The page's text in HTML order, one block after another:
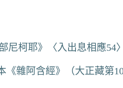
尼柯耶》〈入出息相應54
《雜阿含經》（大正藏第